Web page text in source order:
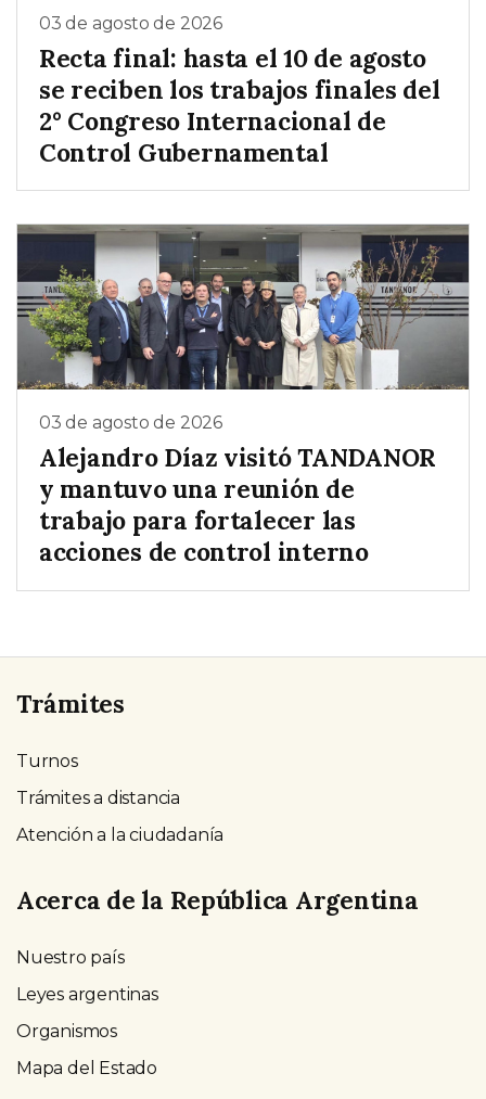
03 de agosto de 2026
Recta final: hasta el 10 de agosto
se reciben los trabajos finales del
2° Congreso Internacional de
Control Gubernamental
03 de agosto de 2026
Alejandro Díaz visitó TANDANOR
y mantuvo una reunión de
trabajo para fortalecer las
acciones de control interno
Trámites
Turnos
Trámites a distancia
Atención a la ciudadanía
Acerca de la República Argentina
Nuestro país
Leyes argentinas
Organismos
Mapa del Estado